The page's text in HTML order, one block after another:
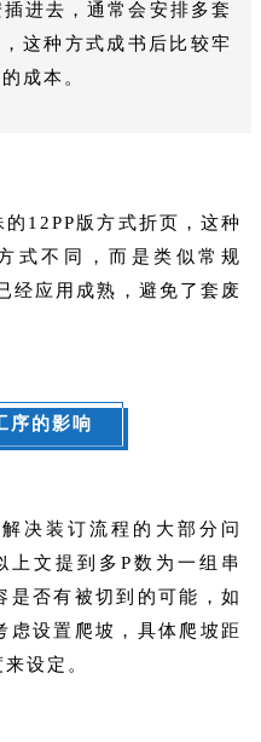
进去，通常会安排多套
这种方式成书后比较牢
成本。
12PP版方式折页，这种
式不同，而是类似常规
经应用成熟，避免了套废
序的影响
决装订流程的大部分问
上文提到多P数为一组串
是否有被切到的可能，如
虑设置爬坡，具体爬坡距
设定。